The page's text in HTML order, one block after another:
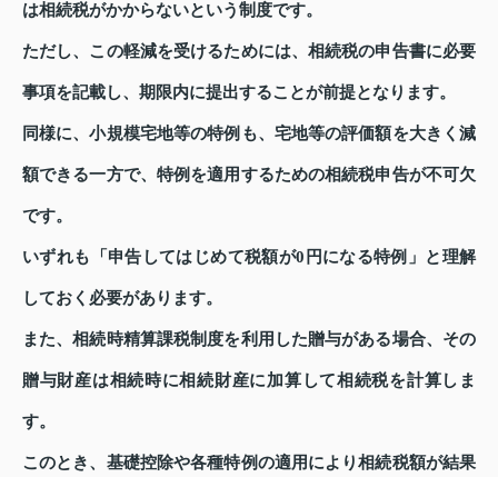
は相続税がかからないという制度です。
ただし、この軽減を受けるためには、相続税の申告書に必要
事項を記載し、期限内に提出することが前提となります。
同様に、小規模宅地等の特例も、宅地等の評価額を大きく減
額できる一方で、特例を適用するための相続税申告が不可欠
です。
いずれも「申告してはじめて税額が0円になる特例」と理解
しておく必要があります。
また、相続時精算課税制度を利用した贈与がある場合、その
贈与財産は相続時に相続財産に加算して相続税を計算しま
す。
このとき、基礎控除や各種特例の適用により相続税額が結果